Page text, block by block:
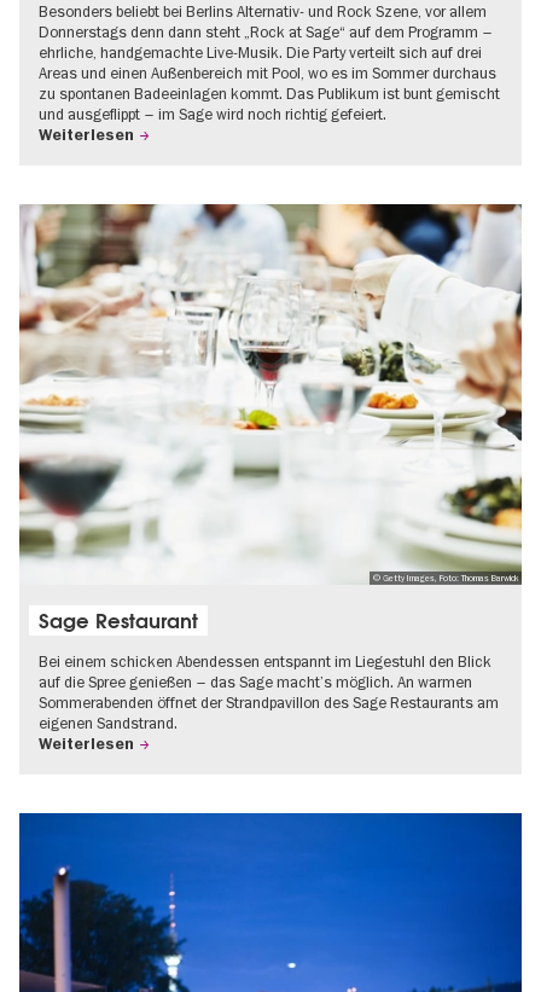
Besonders beliebt bei Berlins Alternativ- und Rock Szene, vor allem
Donnerstags denn dann steht „Rock at Sage“ auf dem Programm –
ehrliche, handgemachte Live-Musik. Die Party verteilt sich auf drei
Areas und einen Außenbereich mit Pool, wo es im Sommer durchaus
zu spontanen Badeeinlagen kommt. Das Publikum ist bunt gemischt
und ausgeflippt – im Sage wird noch richtig gefeiert.
Weiterlesen
© Getty Images, Foto: Thomas Barwick
Sage Restaurant
Bei einem schicken Abendessen entspannt im Liegestuhl den Blick
auf die Spree genießen – das Sage macht’s möglich. An warmen
Sommerabenden öffnet der Strandpavillon des Sage Restaurants am
eigenen Sandstrand.
Weiterlesen